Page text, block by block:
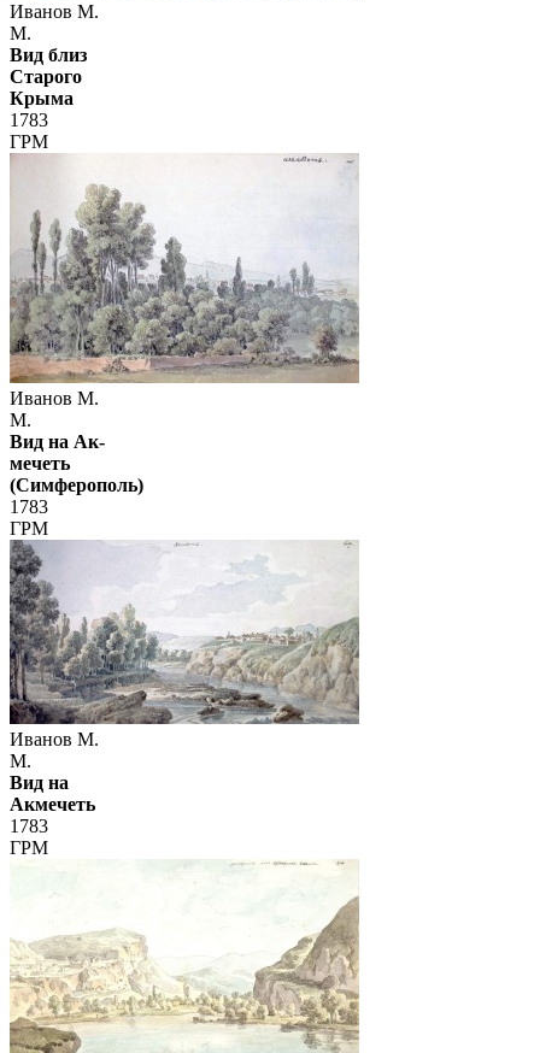
Иванов М.
М.
Вид близ
Старого
Крыма
1783
ГРМ
Иванов М.
М.
Вид на Ак-
мечеть
(Симферополь)
1783
ГРМ
Иванов М.
М.
Вид на
Акмечеть
1783
ГРМ